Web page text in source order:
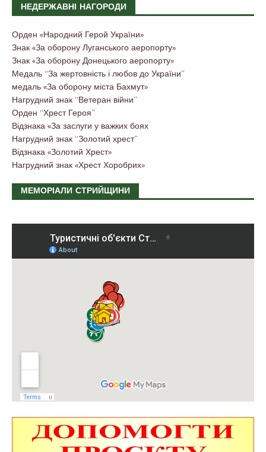
НЕДЕРЖАВНІ НАГОРОДИ
Орден «Народний Герой України»
Знак «За оборону Луганського аеропорту»
Знак «За оборону Донецького аеропорту»
Медаль “За жертовність і любов до України”
медаль «За оборону міста Бахмут»
Нагрудний знак “Ветеран війни”
Орден “Хрест Героя”
Відзнака «За заслуги у важких боях
Нагрудний знак “Золотий хрест”
Відзнака «Золотий Хрест»
Нагрудний знак «Хрест Хоробрих»
МЕМОРІАЛИ СТРИЙЩИНИ